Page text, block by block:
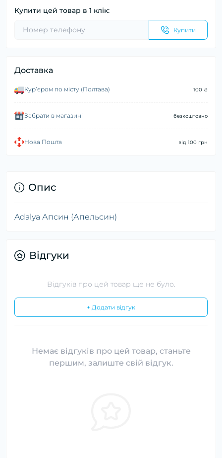
Купити цей товар в 1 клік:
Купити
Доставка
Курʼєром по місту (Полтава) 100 ₴
Забрати в магазині безкоштовно
Нова Пошта від 100 грн
Опис
Adalya Апсин (Апельсин)
Відгуки
Відгуків про цей товар ще не було.
+ Додати відгук
Немає відгуків про цей товар, станьте
першим, залиште свій відгук.